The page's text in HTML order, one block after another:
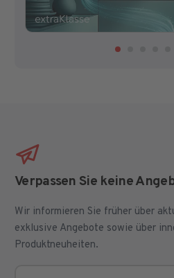
Verpassen Sie keine
Wir informieren Sie früher über
exklusive Angebote sowie über
Produktneuheiten.